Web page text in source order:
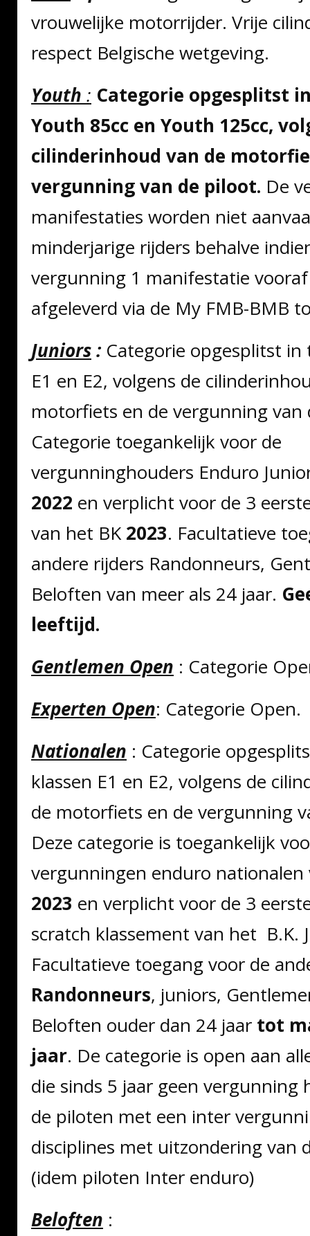
vrouwelijke motorrijder. Vrije
respect Belgische wetgeving.
Youth : Categorie opgesplitst
Youth 85cc en Youth 125cc,
cilinderinhoud van de
vergunning van de piloot. De
manifestaties worden niet
minderjarige rijders behalve
vergunning 1 manifestatie
afgeleverd via de My FMB-BMB
Juniors: Categorie opgesplitst in
E1 en E2, volgens de
motorfiets en de vergunning van
Categorie toegankelijk voor de
vergunninghouders Enduro
2022 en verplicht voor de 3
van het BK2023. Facultatieve
andere rijders Randonneurs,
Beloften van meer als 24 jaar.
leeftijd.
Gentlemen Open : Categorie
Experten Open: Categorie Open.
Nationalen : Categorie
klassen E1 en E2, volgens de
de motorfiets en de vergunning
Deze categorie is toegankelijk
vergunningen enduro
2023 en verplicht voor de 3
scratch klassement van het B.K.
Facultatieve toegang voor de
Randonneurs, juniors,
Beloften ouder dan 24 jaar tot
jaar. De categorie is open aan
die sinds 5 jaar geen vergunning
de piloten met een inter
disciplines met uitzondering van
(idem piloten Inter enduro)
Beloften :